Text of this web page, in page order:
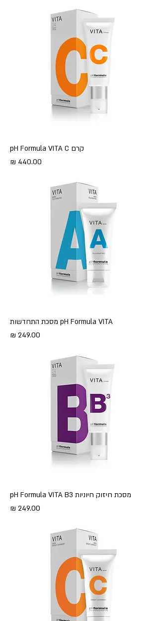
קרם pH Formula VITA C
מחיר
pH Formula VITA מסכת התחדשות
מחיר
מסכת חיזוק חיוניות pH Formula VITA B3
מחיר